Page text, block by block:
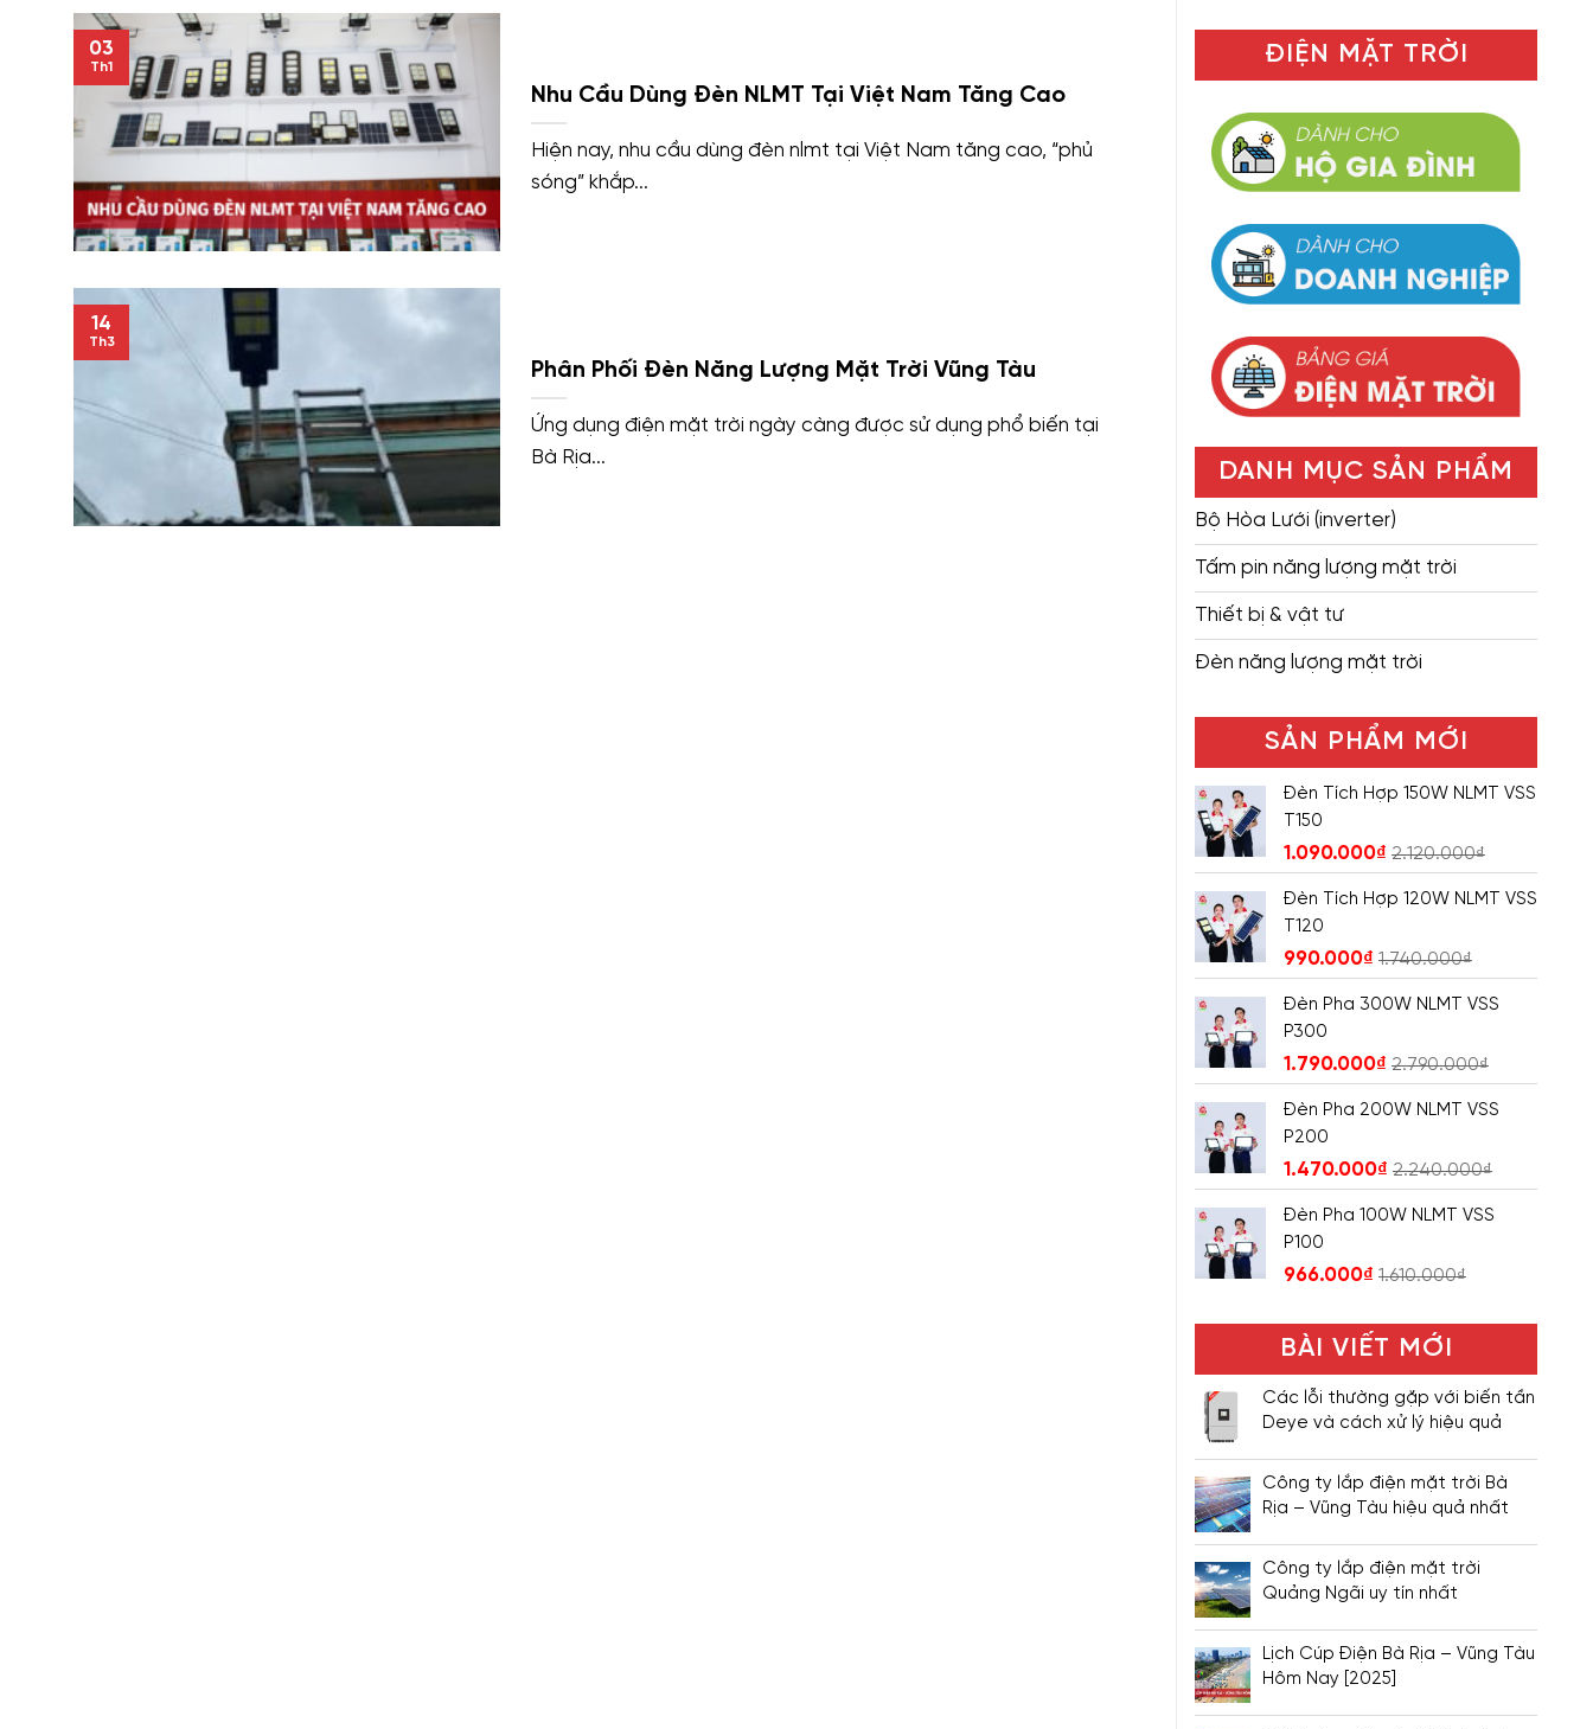
Nhu Cầu Dùng Đèn NLMT Tại Việt Nam Tăng Cao
Hiện nay, nhu cầu dùng đèn nlmt tại Việt Nam tăng cao, “phủ
sóng” khắp...
03
Th1
Phân Phối Đèn Năng Lượng Mặt Trời Vũng Tàu
Ứng dụng điện mặt trời ngày càng được sử dụng phổ biến tại
Bà Rịa...
14
Th3
ĐIỆN MẶT TRỜI
DANH MỤC SẢN PHẨM
Bộ Hòa Lưới (inverter)
Tấm pin năng lượng mặt trời
Thiết bị & vật tư
Đèn năng lượng mặt trời
SẢN PHẨM MỚI
Đèn Tích Hợp 150W NLMT VSS
T150
1.090.000₫ 2.120.000₫
Đèn Tích Hợp 120W NLMT VSS
T120
990.000₫ 1.740.000₫
Đèn Pha 300W NLMT VSS
P300
1.790.000₫ 2.790.000₫
Đèn Pha 200W NLMT VSS
P200
1.470.000₫ 2.240.000₫
Đèn Pha 100W NLMT VSS
P100
966.000₫ 1.610.000₫
BÀI VIẾT MỚI
Các lỗi thường gặp với biến tần
Deye và cách xử lý hiệu quả
Công ty lắp điện mặt trời Bà
Rịa – Vũng Tàu hiệu quả nhất
Công ty lắp điện mặt trời
Quảng Ngãi uy tín nhất
Lịch Cúp Điện Bà Rịa – Vũng Tàu
Hôm Nay [2025]